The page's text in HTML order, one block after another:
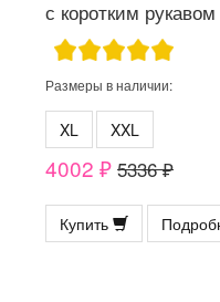
с коротким рукавом
Размеры в наличии:
XL XXL
4002 ₽ 5336 ₽
Купить